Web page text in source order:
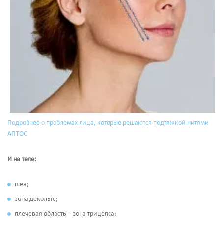
Подробнее о проблемах лица, которые решаются подтяжкой нитями
АПТОС
И на теле:
шея;
зона декольте;
плечевая область – зона трицепса;